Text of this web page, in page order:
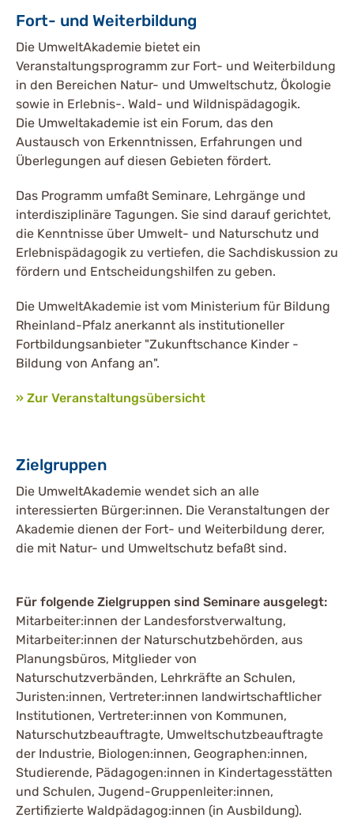
Fort- und Weiterbildung
Die UmweltAkademie bietet ein
Veranstaltungsprogramm zur Fort- und Weiterbildung
in den Bereichen Natur- und Umweltschutz, Ökologie
sowie in Erlebnis-. Wald- und Wildnispädagogik.
Die Umweltakademie ist ein Forum, das den
Austausch von Erkenntnissen, Erfahrungen und
Überlegungen auf diesen Gebieten fördert.
Das Programm umfaßt Seminare, Lehrgänge und
interdisziplinäre Tagungen. Sie sind darauf gerichtet,
die Kenntnisse über Umwelt- und Naturschutz und
Erlebnispädagogik zu vertiefen, die Sachdiskussion zu
fördern und Entscheidungshilfen zu geben.
Die UmweltAkademie ist vom Ministerium für Bildung
Rheinland-Pfalz anerkannt als institutioneller
Fortbildungsanbieter "Zukunftschance Kinder -
Bildung von Anfang an".
» Zur Veranstaltungsübersicht
Zielgruppen
Die UmweltAkademie wendet sich an alle
interessierten Bürger:innen. Die Veranstaltungen der
Akademie dienen der Fort- und Weiterbildung derer,
die mit Natur- und Umweltschutz befaßt sind.
Für folgende Zielgruppen sind Seminare ausgelegt:
Mitarbeiter:innen der Landesforstverwaltung,
Mitarbeiter:innen der Naturschutzbehörden, aus
Planungsbüros, Mitglieder von
Naturschutzverbänden, Lehrkräfte an Schulen,
Juristen:innen, Vertreter:innen landwirtschaftlicher
Institutionen, Vertreter:innen von Kommunen,
Naturschutzbeauftragte, Umweltschutzbeauftragte
der Industrie, Biologen:innen, Geographen:innen,
Studierende, Pädagogen:innen in Kindertagesstätten
und Schulen, Jugend-Gruppenleiter:innen,
Zertifizierte Waldpädagog:innen (in Ausbildung).